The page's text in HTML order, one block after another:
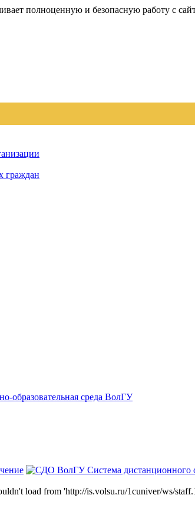
полноценную и безопасную работу с
граждан
образовательная среда ВолГУ
Система дистанционного
load from 'http://is.volsu.ru/1cuniver/ws/